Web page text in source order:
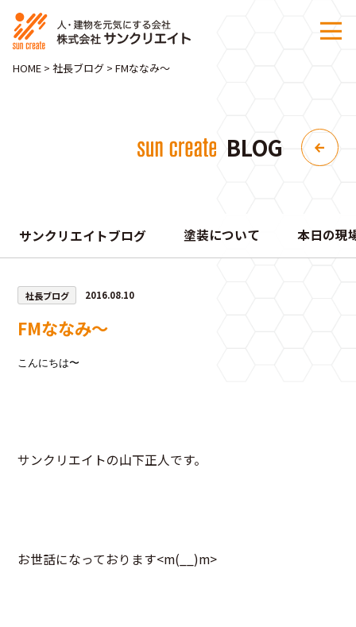
HOME> 社長ブログ> FMななみ～
BLOG
サンクリエイトブログ 塗装について 本日の現
社長ブログ 2016.08.10
FMななみ～
こんにちは〜
サンクリエイトの山下正人です。
お世話になっております<m(__)m>